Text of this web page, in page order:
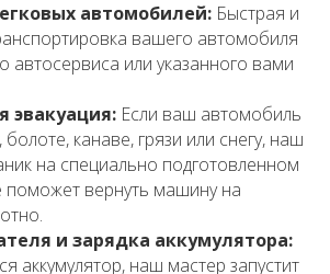
автомобилей: Быстрая и
вашего автомобиля
автосервиса или указанного вами
эвакуация: Если ваш автомобиль
болоте, канаве, грязи или снегу, наш
на специально подготовленном
поможет вернуть машину на
и зарядка аккумулятора:
аккумулятор, наш мастер запустит